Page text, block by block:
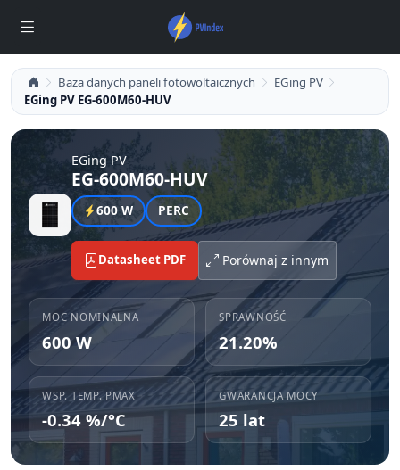
Baza danych paneli fotowoltaicznych
EGing PV
EGing PV EG-600M60-HUV
EGing PV
EG-600M60-HUV
600 W PERC
Datasheet PDF Porównaj z innym
MOC NOMINALNA
600 W
SPRAWNOŚĆ
21.20%
WSP. TEMP. PMAX
-0.34 %/°C
GWARANCJA MOCY
25 lat